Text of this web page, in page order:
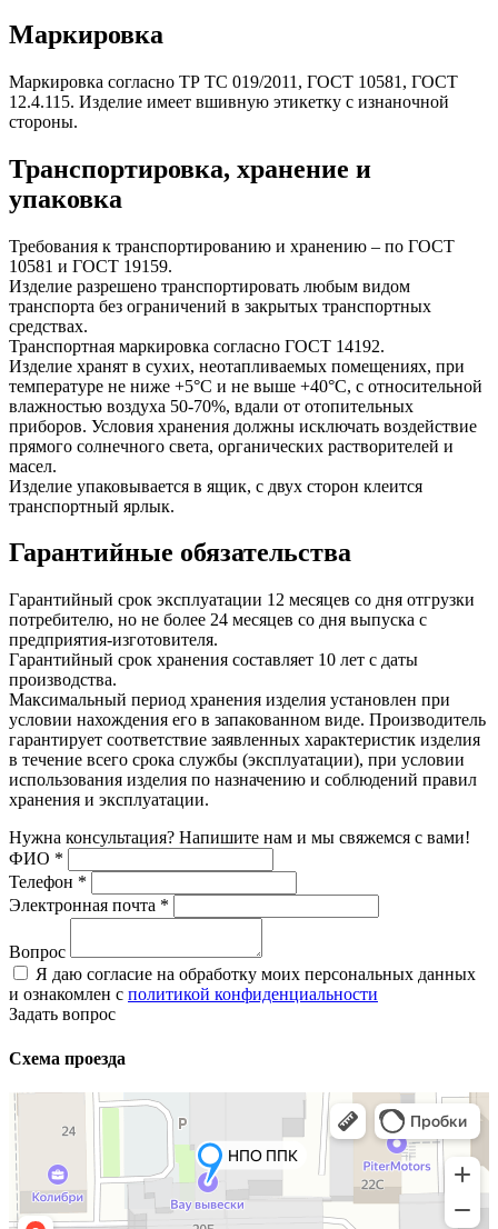
Маркировка
Маркировка согласно ТР ТС 019/2011, ГОСТ 10581, ГОСТ
12.4.115. Изделие имеет вшивную этикетку с изнаночной
стороны.
Транспортировка, хранение и
упаковка
Требования к транспортированию и хранению – по ГОСТ
10581 и ГОСТ 19159.
Изделие разрешено транспортировать любым видом
транспорта без ограничений в закрытых транспортных
средствах.
Транспортная маркировка согласно ГОСТ 14192.
Изделие хранят в сухих, неотапливаемых помещениях, при
температуре не ниже +5°С и не выше +40°С, с относительной
влажностью воздуха 50-70%, вдали от отопительных
приборов. Условия хранения должны исключать воздействие
прямого солнечного света, органических растворителей и
масел.
Изделие упаковывается в ящик, с двух сторон клеится
транспортный ярлык.
Гарантийные обязательства
Гарантийный срок эксплуатации 12 месяцев со дня отгрузки
потребителю, но не более 24 месяцев со дня выпуска с
предприятия-изготовителя.
Гарантийный срок хранения составляет 10 лет с даты
производства.
Максимальный период хранения изделия установлен при
условии нахождения его в запакованном виде. Производитель
гарантирует соответствие заявленных характеристик изделия
в течение всего срока службы (эксплуатации), при условии
использования изделия по назначению и соблюдений правил
хранения и эксплуатации.
Нужна консультация? Напишите нам и мы свяжемся с вами!
ФИО *
Телефон *
Электронная почта *
Вопрос
Я даю согласие на обработку моих персональных данных
и ознакомлен с политикой конфиденциальности
Задать вопрос
Схема проезда